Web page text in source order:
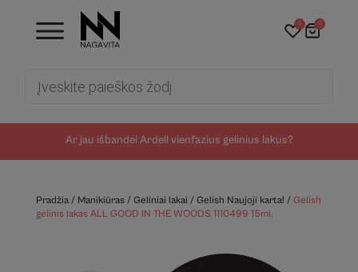
Ar jau išbandei Ardell vienfazius gelinius lakus?
0 0
Pradžia/ Manikiūras/ Geliniai lakai / Gelish Naujoji karta! / Gelish
gelinis lakas ALL GOOD IN THE WOODS 1110499 15ml.